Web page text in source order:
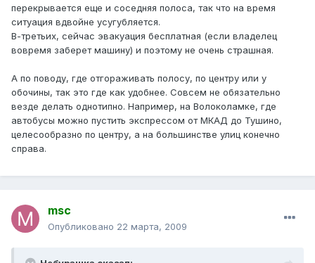
перекрывается еще и соседняя полоса, так что на время
ситуация вдвойне усугубляется.
В-третьих, сейчас эвакуация бесплатная (если владелец
вовремя заберет машину) и поэтому не очень страшная.
А по поводу, где отгораживать полосу, по центру или у
обочины, так это где как удобнее. Совсем не обязательно
везде делать однотипно. Например, на Волоколамке, где
автобусы можно пустить экспрессом от МКАД до Тушино,
целесообразно по центру, а на большинстве улиц конечно
справа.
msc
Опубликовано 22 марта, 2009